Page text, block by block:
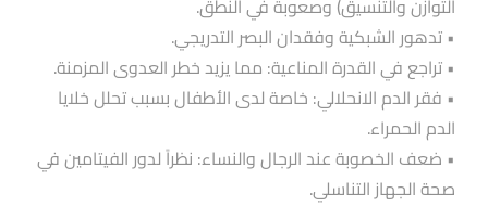
• تدهور الشبكية وفقدان البصر التدريجي.
• تراجع في القدرة المناعية: مما يزيد خطر العدوى المزمنة.
• فقر الدم الانحلالي: خاصة لدى الأطفال بسبب تحلل خلايا
الدم الحمراء.
• ضعف الخصوبة عند الرجال والنساء: نظراََ لدور الفيتامين في
صحة الجهاز التناسلي.